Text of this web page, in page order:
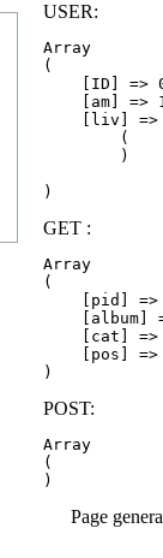
USER:
Array
(
[ID] =>
[am] =>
[liv] =>
        (
        )
GET :
Array
(
[pid] =>
[album]
[cat] =>
[pos] =>
POST:
Array
(
Page